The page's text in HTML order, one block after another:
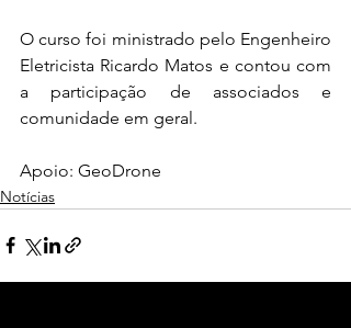
O curso foi ministrado pelo Engenheiro
Eletricista Ricardo Matos e contou com
a participação de associados e
comunidade em geral.
Apoio: GeoDrone
Notícias